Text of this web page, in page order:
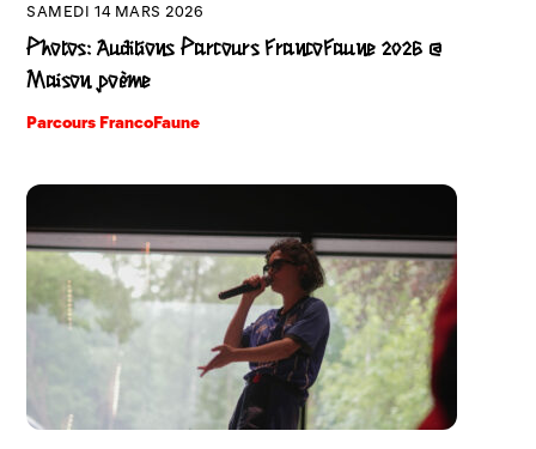
SAMEDI 14 MARS 2026
Photos: Auditions Parcours FrancoFaune 2026 @
Maison poème
Parcours FrancoFaune